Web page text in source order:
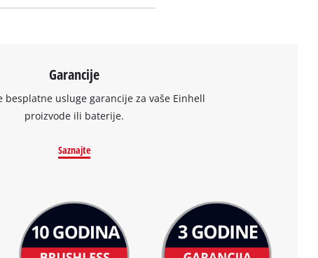
Garancije
besplatne usluge garancije za vaše Einhell
proizvode ili baterije.
Saznajte